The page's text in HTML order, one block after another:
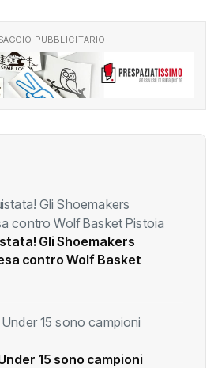
PUBBLICITARIO
Gli Shoemakers
contro Wolf Basket
15 sono campioni